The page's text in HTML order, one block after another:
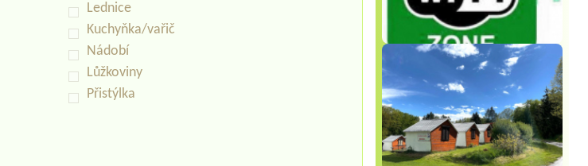
Lednice
Kuchyňka/vařič
Nádobí
Lůžkoviny
Přistýlka